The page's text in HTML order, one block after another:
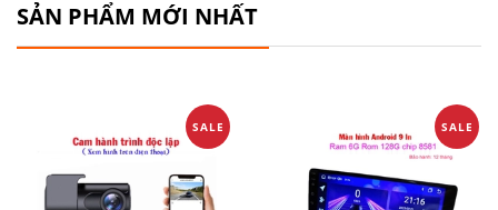
SẢN PHẨM MỚI NHẤT
SALE SALE